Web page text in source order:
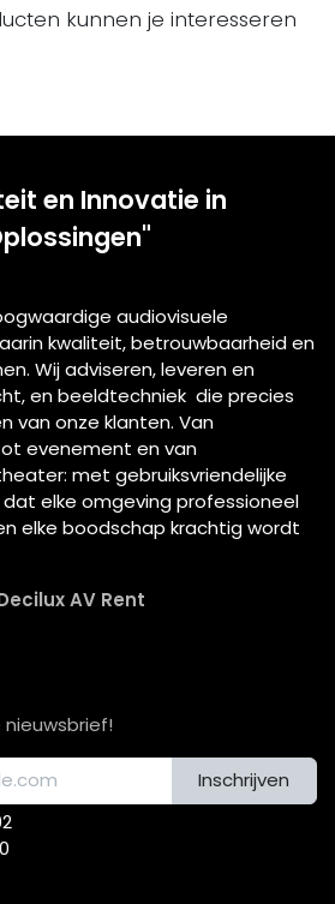
kunnen je interesseren
en Innovatie in
audiovisuele
kwaliteit, betrouwbaarheid en
Wij adviseren, leveren en
en beeldtechniek die precies
van onze klanten. Van
evenement en van
met gebruiksvriendelijke
elke omgeving professioneel
elke boodschap krachtig wordt
AV Rent
nieuwsbrief!
Inschrijven